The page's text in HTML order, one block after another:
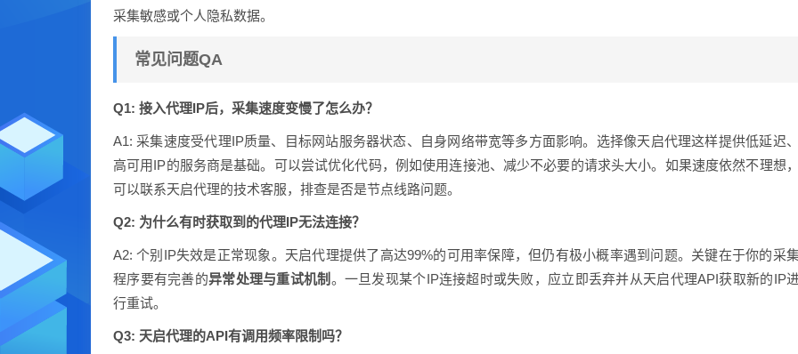
采集敏感或个人隐私数据。
常见问题QA
Q1: 接入代理IP后，采集速度变慢了怎么办？
A1: 采集速度受代理IP质量、目标网站服务器状态、自身网络带宽等多方面影响。选择像天启代理这样提供低延迟
高可用IP的服务商是基础。可以尝试优化代码，例如使用连接池、减少不必要的请求头大小。如果速度依然不理想
可以联系天启代理的技术客服，排查是否是节点线路问题。
Q2: 为什么有时获取到的代理IP无法连接？
A2: 个别IP失效是正常现象。天启代理提供了高达99%的可用率保障，但仍有极小概率遇到问题。关键在于你的采
程序要有完善的异常处理与重试机制 。一旦发现某个IP连接超时或失败，应立即丢弃并从天启代理API获取新的IP
行重试。
Q3: 天启代理的API有调用频率限制吗？